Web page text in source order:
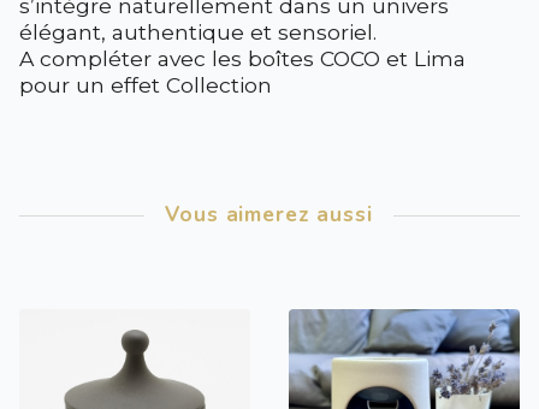
s’intègre naturellement dans un univers
élégant, authentique et sensoriel.
A compléter avec les boîtes COCO et Lima
pour un effet Collection
Vous aimerez aussi